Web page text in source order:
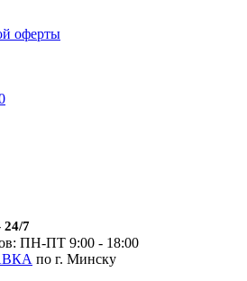
оферты
24/7
ПН-ПТ 9:00 - 18:00
по г. Минску